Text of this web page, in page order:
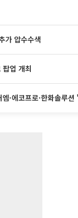
가 압수수색
업 개최
·에코프로·한화솔루